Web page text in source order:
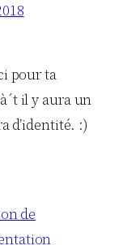
pour ta
il y aura un
d’identité. :)
de